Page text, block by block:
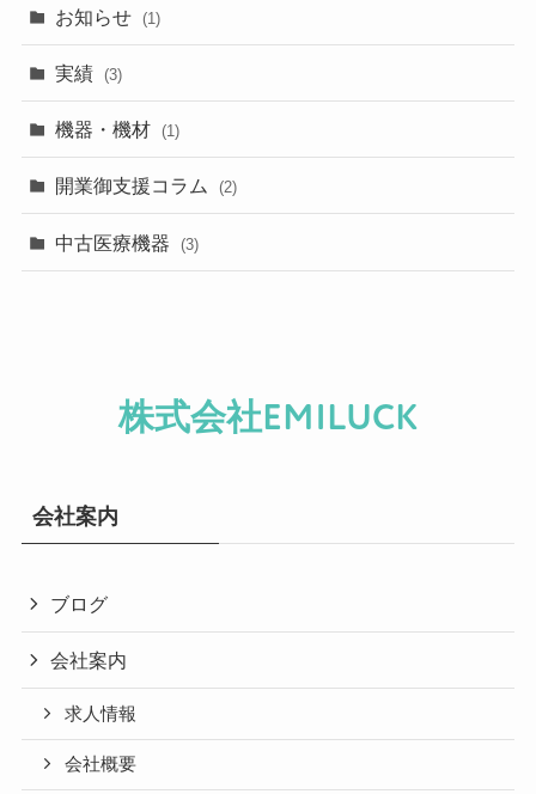
お知らせ (1)
実績 (3)
機器・機材 (1)
開業御支援コラム (2)
中古医療機器 (3)
株式会社EMILUCK
会社案内
ブログ
会社案内
求人情報
会社概要